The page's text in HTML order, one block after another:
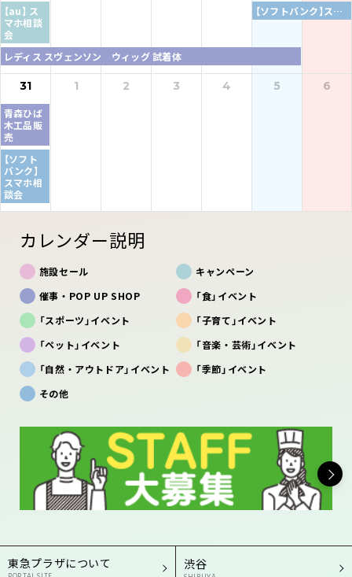
【au】 ス
マホ相談
会
レディス スヴェンソン ウィッグ 試着体
【ソフトバンク】スマホ相談会
31
青森ひば
木工品販
売
【ソフト
バンク】
スマホ相
談会
1 2 3 4 5 6
カレンダー説明
施設セール
キャンペーン
催事・POP UP SHOP
「食」イベント
「スポーツ」イベント
「子育て」イベント
「ペット」イベント
「音楽・芸術」イベント
「自然・アウトドア」イベント
「季節」イベント
その他
東急プラザについて 渋谷